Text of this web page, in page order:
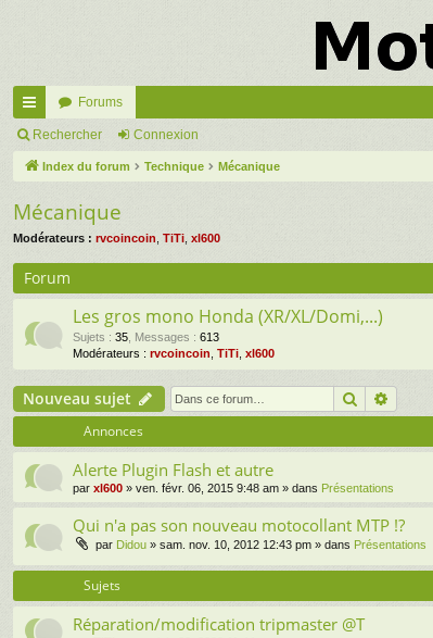
cc
ès
pi
de
Forums
Rechercher Connexion
Index du forum Technique Mécanique
Mécanique
Modérateurs : rvcoincoin TiTi xl600
Forum
Les gros mono Honda (XR/XL/Domi,...)
Sujets : 35, Messages : 613
Modérateurs : rvcoincoin, TiTi, xl600
Nouveau sujet Rechercher
Annonces
Alerte Plugin Flash et autre
par xl600 » ven. févr. 06, 2015 9:48 am » dans Présentations
Qui n'a pas son nouveau motocollant MTP !?
par Didou » sam. nov. 10, 2012 12:43 pm » dans Présentations
Sujets
Réparation/modification tripmaster @T